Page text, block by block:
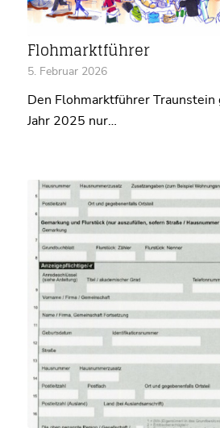
Flohmarktführer
5. Februar 2026
Den Flohmarktführer
Jahr 2025 nur…